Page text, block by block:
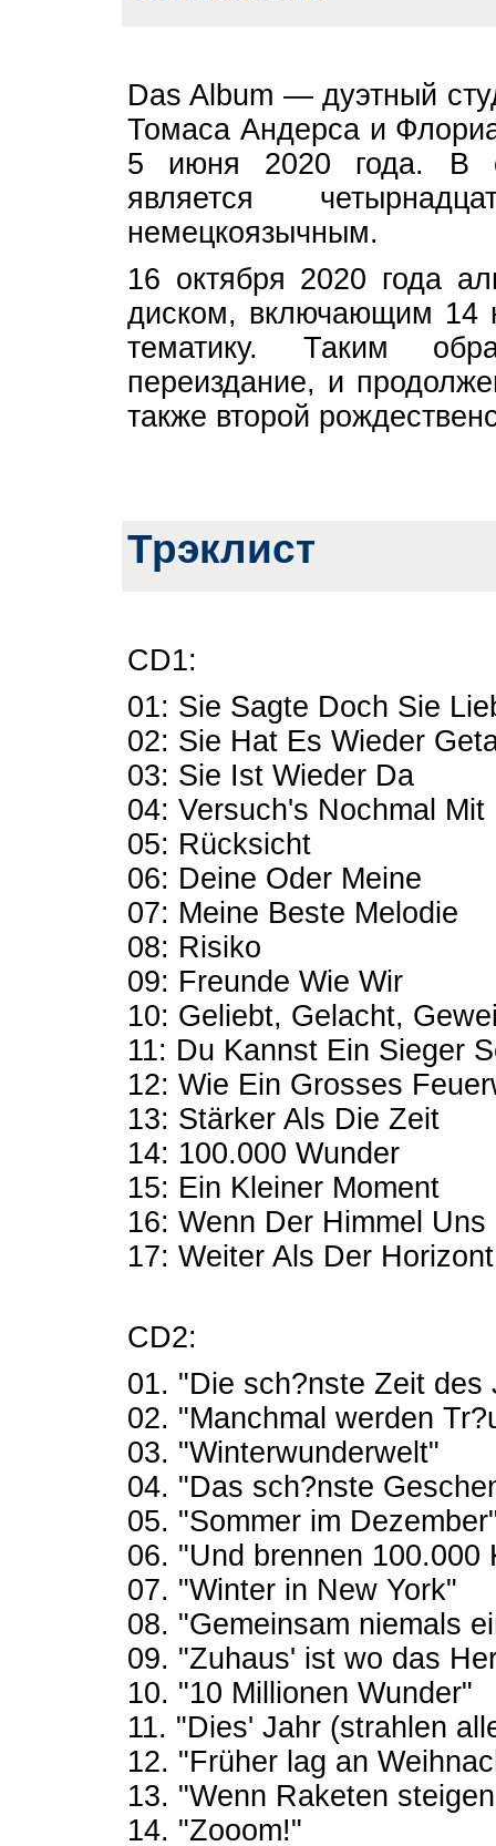
Das Album — дуэтный
Томаса Андерса и
5 июня 2020 года. В
является
немецкоязычным.
16 октября 2020 года
диском, включающим 14
тематику. Таким
переиздание, и
также второй
Трэклист
CD1:
01: Sie Sagte Doch Sie
02: Sie Hat Es Wieder
03: Sie Ist Wieder Da
04: Versuch's Nochmal Mit
05: Rücksicht
06: Deine Oder Meine
07: Meine Beste Melodie
08: Risiko
09: Freunde Wie Wir
10: Geliebt, Gelacht,
11: Du Kannst Ein Sieger
12: Wie Ein Grosses
13: Stärker Als Die Zeit
14: 100.000 Wunder
15: Ein Kleiner Moment
16: Wenn Der Himmel Uns
17: Weiter Als Der Horizont
CD2:
01. "Die sch?nste Zeit des
02. "Manchmal werden
03. "Winterwunderwelt"
04. "Das sch?nste
05. "Sommer im
06. "Und brennen 100.000
07. "Winter in New York"
08. "Gemeinsam niemals
09. "Zuhaus' ist wo das
10. "10 Millionen Wunder"
11. "Dies' Jahr (strahlen
12. "Früher lag an
13. "Wenn Raketen
14. "Zooom!"